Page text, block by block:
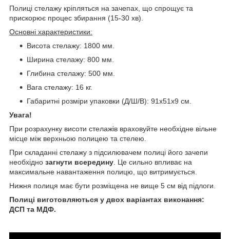
Полиці стелажу кріпляться на зачепах, що спрощує та
прискорює процес збирання (15-30 хв).
Основні характеристики:
Висота стелажу: 1800 мм.
Ширина стелажу: 800 мм.
Глибина стелажу: 500 мм.
Вага стелажу: 16 кг.
Габаритні розміри упаковки (Д/Ш/В): 91х51х9 см.
Увага!
При розрахунку висоти стелажів враховуйте необхідне вільне
місце між верхньою полицею та стелею.
При складанні стелажу з підсилювачем полиці його зачепи
необхідно загнути всередину . Це сильно впливає на
максимальне навантаження полицю, що витримується.
Нижня полиця має бути розміщена не вище 5 см від підлоги.
Полиці виготовляються у двох варіантах виконання:
ДСП та МДФ.